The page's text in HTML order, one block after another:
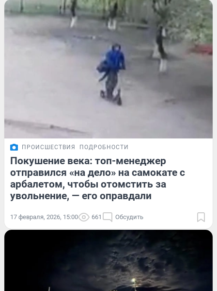
ПРОИСШЕСТВИЯ ПОДРОБНОСТИ
Покушение века: топ-менеджер
отправился «на дело» на самокате с
арбалетом, чтобы отомстить за
увольнение, — его оправдали
17 февраля, 2026, 15:00 661 Обсудить